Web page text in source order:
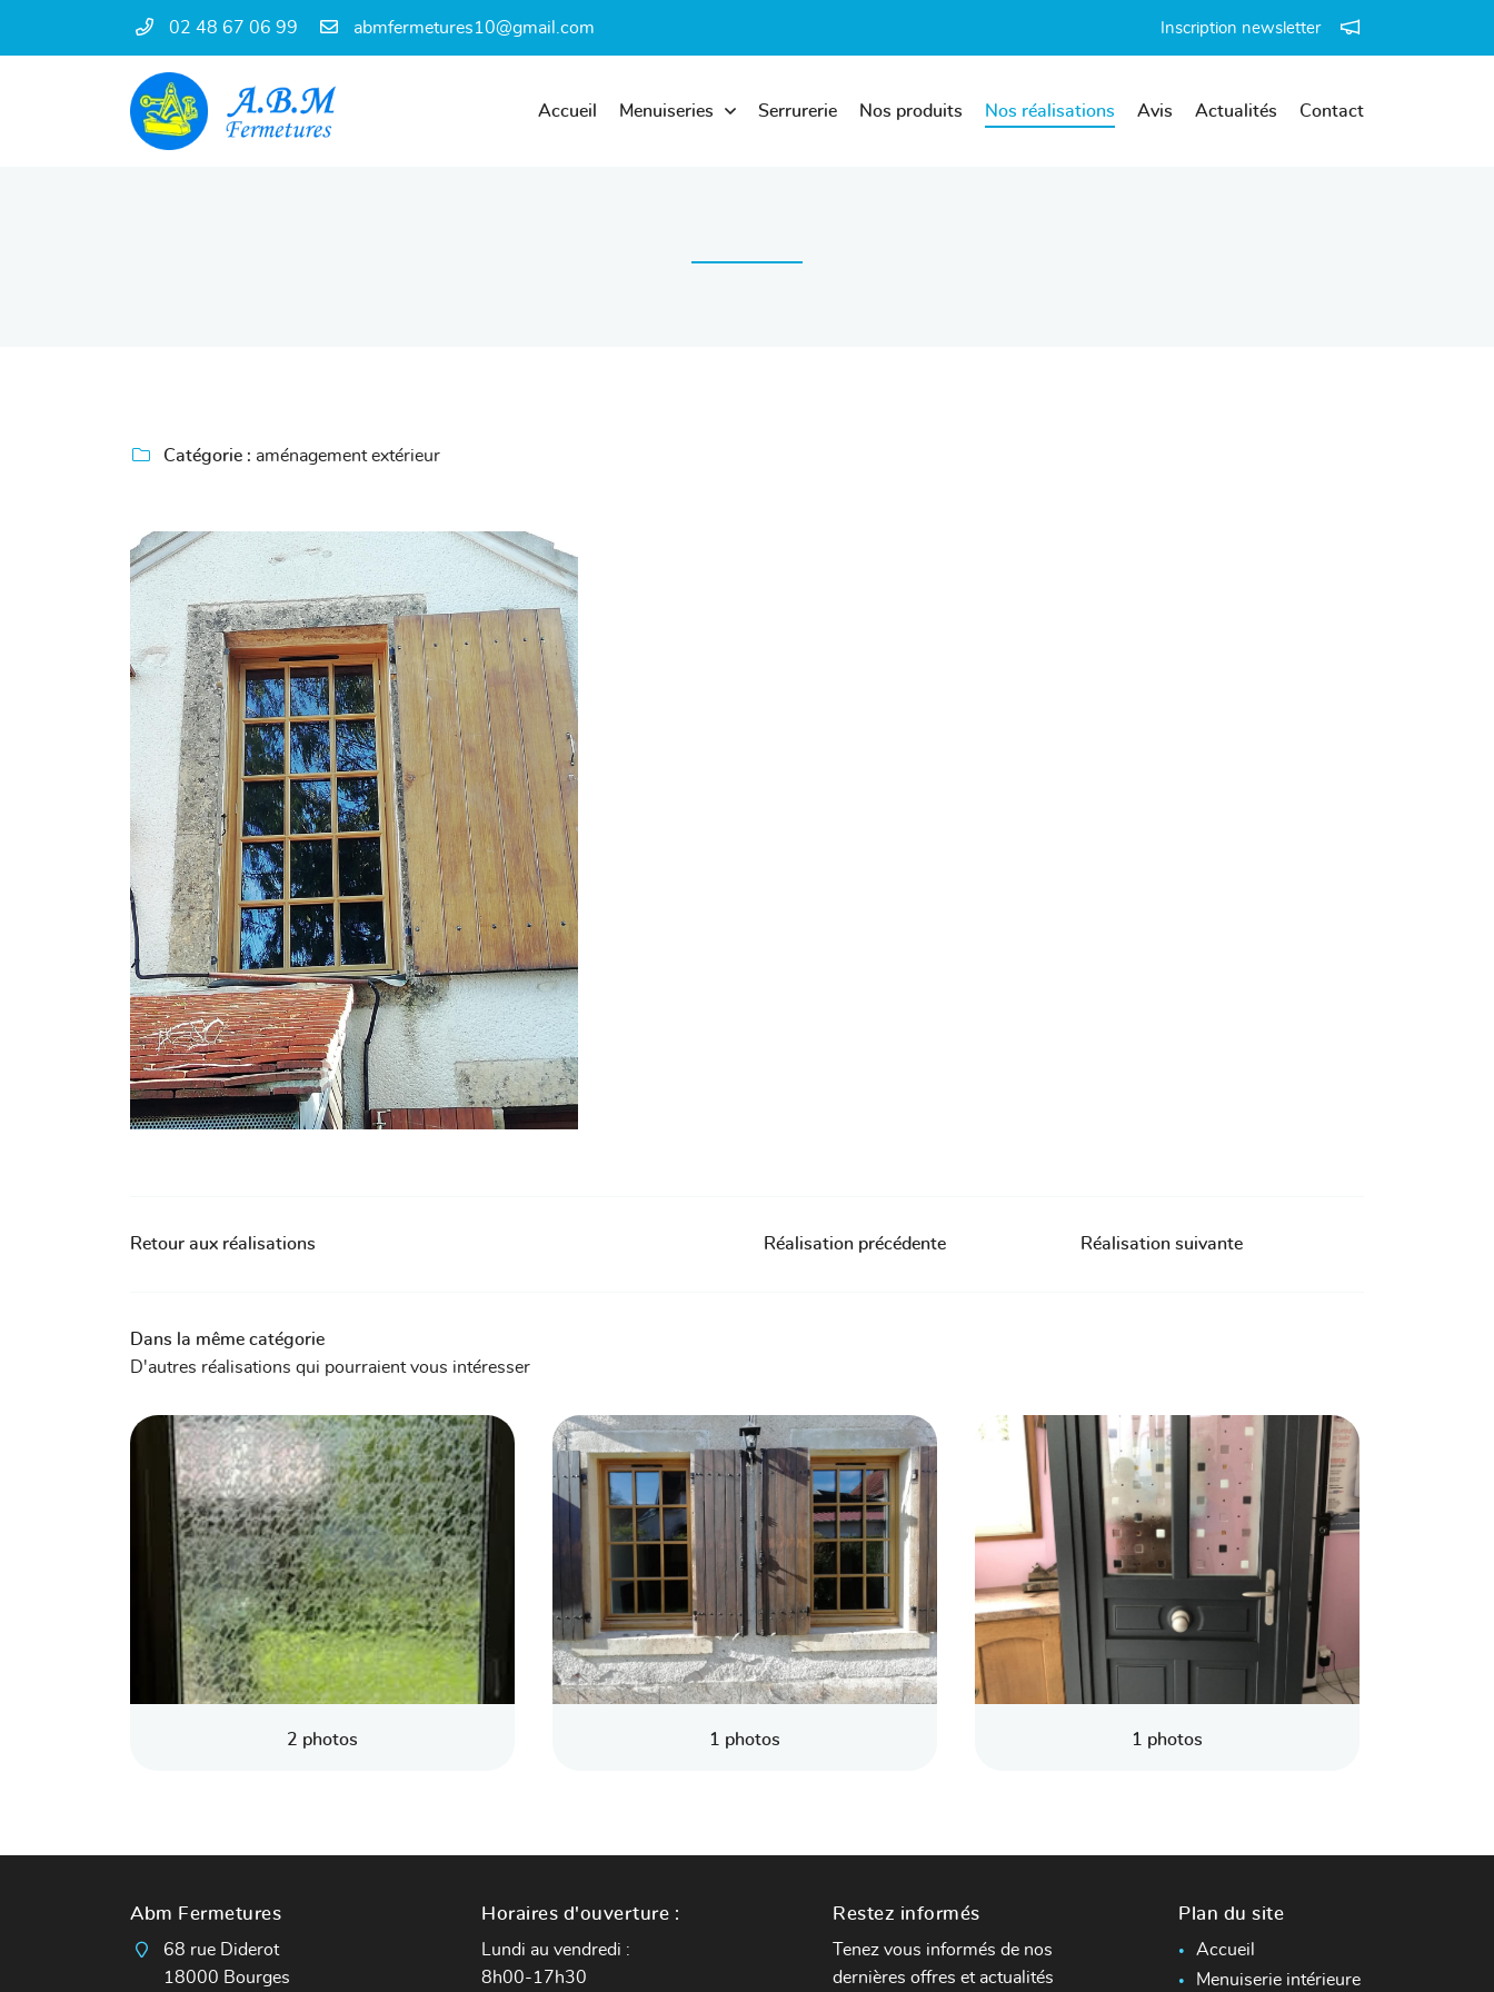
02 48 67 06 99 Inscription newsletter
Accueil Menuiseries Serrurerie Nos produits Nos réalisations Avis Actualités Contact
68 rue Diderot
18000 Bourges
02 48 67 06 99
INSCRIPTION
 Catégorie : aménagement extérieur
Retour aux réalisations Réalisation précédente Réalisation suivante
Dans la même catégorie
D'autres réalisations qui pourraient vous intéresser
2 photos 1 photos 1 photos
Abm Fermetures
68 rue Diderot
18000 Bourges
Horaires d'ouverture :
Lundi au vendredi :
8h00-17h30
Restez informés
Tenez vous informés de nos
dernières offres et actualités
Plan du site
Accueil
Menuiserie intérieure